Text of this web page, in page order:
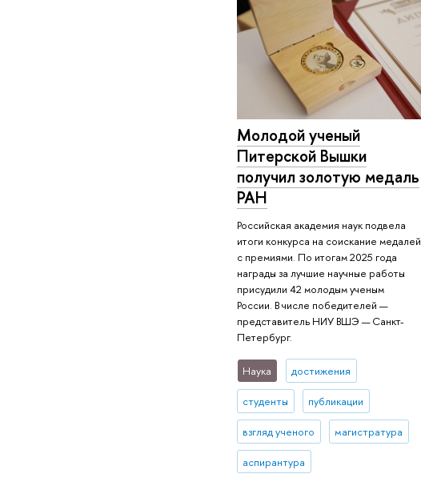
Молодой ученый
Питерской Вышки
получил золотую медаль
РАН
Российская академия наук подвела
итоги конкурса на соискание медалей
с премиями. По итогам 2025 года
награды за лучшие научные работы
присудили 42 молодым ученым
России. В числе победителей —
представитель НИУ ВШЭ — Санкт-
Петербург.
Наука достижения
студенты публикации
взгляд ученого магистратура
аспирантура